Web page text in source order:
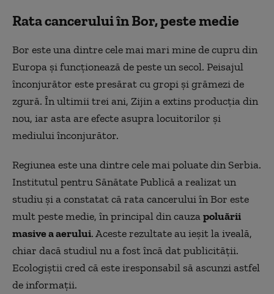
Rata cancerului în Bor, peste medie
Bor este una dintre cele mai mari mine de cupru din
Europa și funcționează de peste un secol. Peisajul
înconjurător este presărat cu gropi și grămezi de
zgură. În ultimii trei ani, Zijin a extins producția din
nou, iar asta are efecte asupra locuitorilor și
mediului înconjurător.
Regiunea este una dintre cele mai poluate din Serbia.
Institutul pentru Sănătate Publică a realizat un
studiu și a constatat că rata cancerului în Bor este
mult peste medie, în principal din cauzapoluării
masive a aerului. Aceste rezultate au ieșit la iveală,
chiar dacă studiul nu a fost încă dat publicității.
Ecologiștii cred că este iresponsabil să ascunzi astfel
de informații.